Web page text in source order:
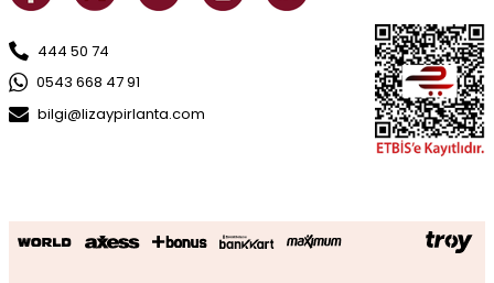
444 50 74
0543 668 47 91
bilgi@lizaypirlanta.com